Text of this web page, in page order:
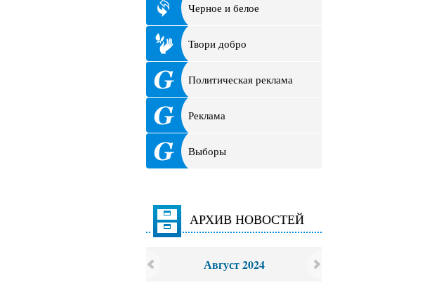
Черное и белое
Твори добро
Политическая реклама
Реклама
Выборы
АРХИВ НОВОСТЕЙ
Август 2024